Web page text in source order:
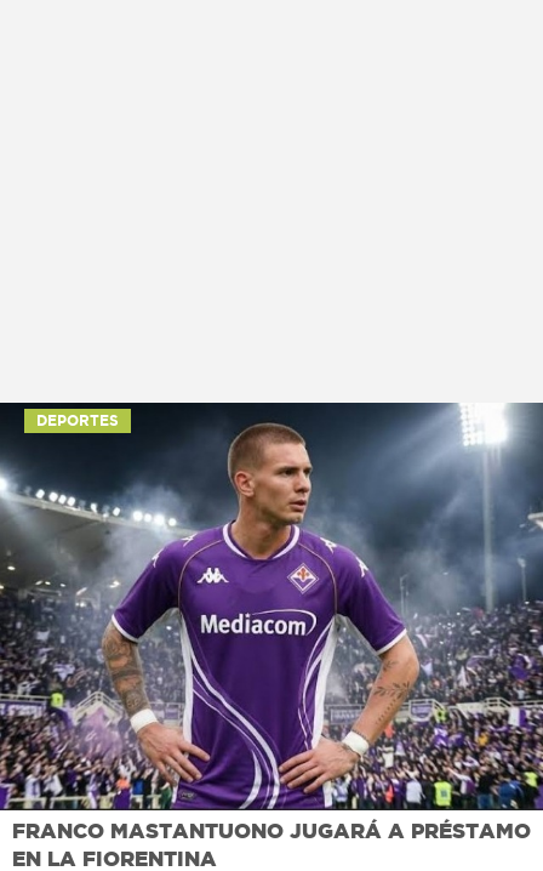
DEPORTES
FRANCO MASTANTUONO JUGARÁ A PRÉSTAMO
EN LA FIORENTINA